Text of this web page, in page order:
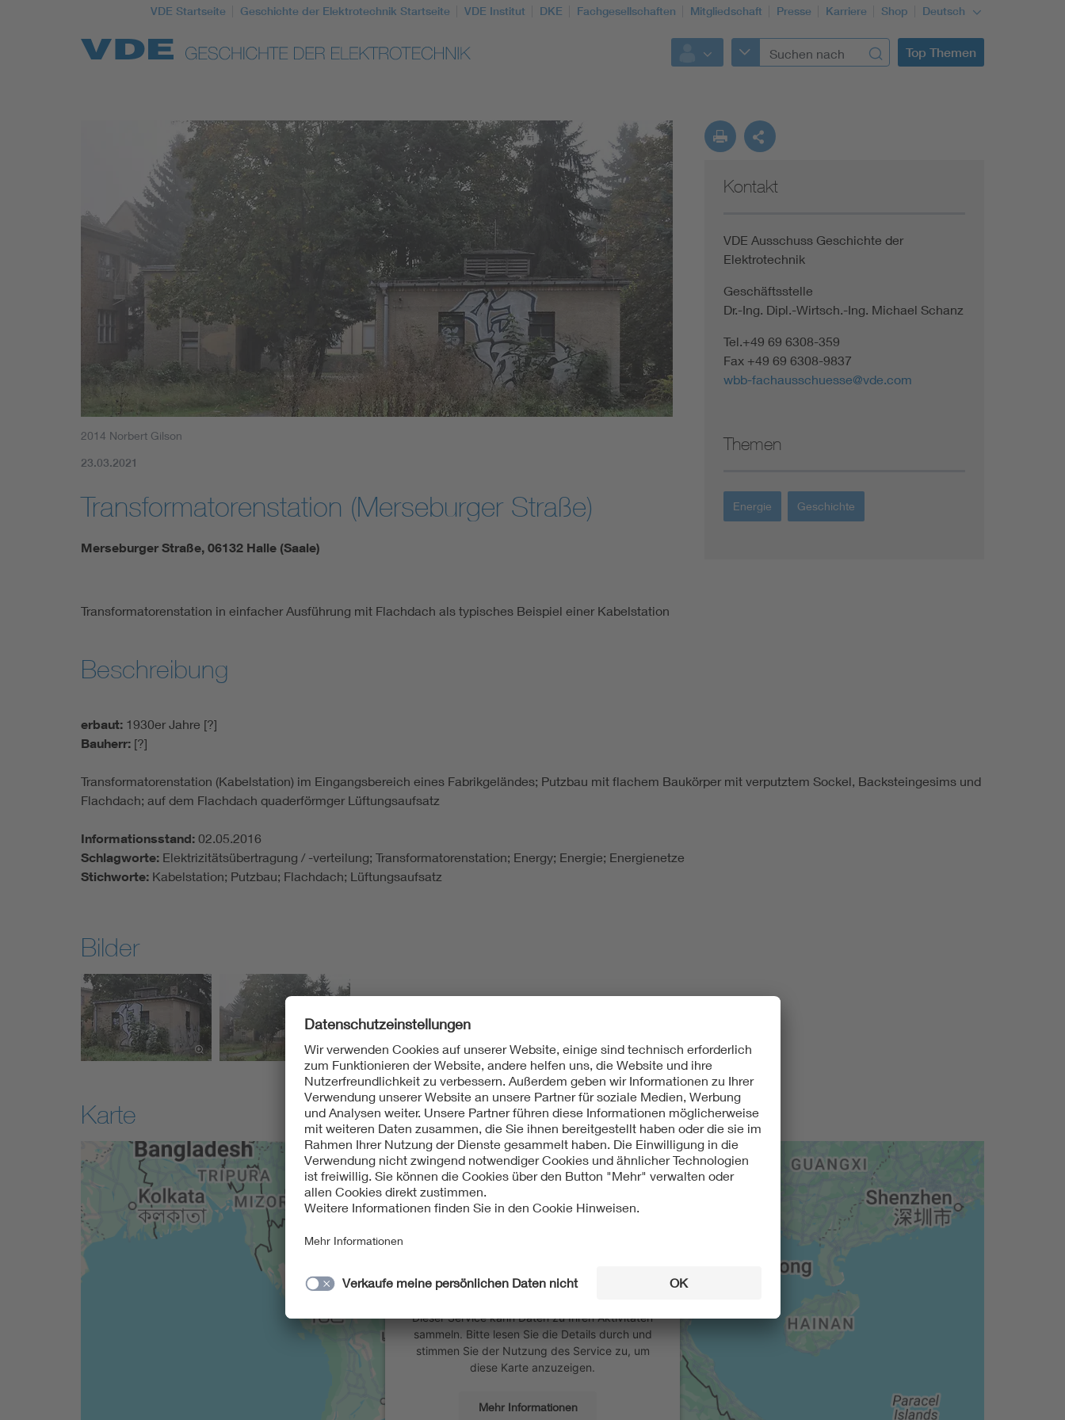
VDE Startseite Geschichte der Elektrotechnik Startseite VDE Institut DKE Fachgesellschaften Mitgliedschaft Presse Karriere Shop Deutsch
Top Themen
Top Themen
Weitere Themen
2014 Norbert Gilson
23.03.2021
Transformatorenstation (Merseburger Straße)
Merseburger Straße, 06132 Halle (Saale)
Kontakt
VDE Ausschuss Geschichte der
Elektrotechnik
Geschäftsstelle
Dr.-Ing. Dipl.-Wirtsch.-Ing. Michael Schanz
Tel.+49 69 6308-359
Fax +49 69 6308-9837
wbb-fachausschuesse@vde.com
Themen
Energie Geschichte
Transformatorenstation in einfacher Ausführung mit Flachdach als typisches Beispiel einer Kabelstation
Beschreibung
erbaut: 1930er Jahre [?]
Bauherr: [?]
Transformatorenstation (Kabelstation) im Eingangsbereich eines Fabrikgeländes; Putzbau mit flachem Baukörper mit verputztem Sockel, Backsteingesims und
Flachdach; auf dem Flachdach quaderförmger Lüftungsaufsatz
Informationsstand: 02.05.2016
Schlagworte: Elektrizitätsübertragung / -verteilung; Transformatorenstation; Energy; Energie; Energienetze
Stichworte: Kabelstation; Putzbau; Flachdach; Lüftungsaufsatz
Bilder
Karte
Wir verwenden einen Service eines
Dieser Service kann Daten zu Ihren Aktivitäten
sammeln. Bitte lesen Sie die Details durch und
stimmen Sie der Nutzung des Service zu, um
diese Karte anzuzeigen.
Mehr Informationen